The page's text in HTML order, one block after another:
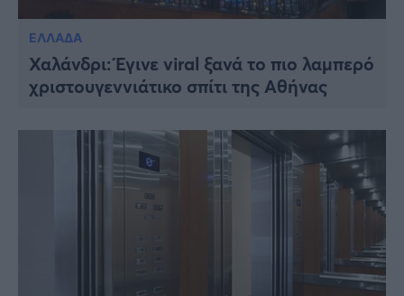
ΕΛΛΑΔΑ
Χαλάνδρι: Έγινε viral ξανά το πιο λαμπερό
χριστουγεννιάτικο σπίτι της Αθήνας